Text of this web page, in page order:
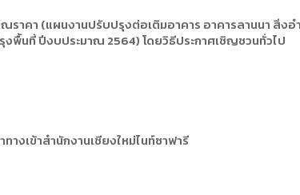
ราคา (แผนงานปรับปรุงต่อเติมอาคาร อาคารลานนา สิ่งอ
พื้นที่ ปีงบประมาณ 2564) โดยวิธีประกาศเชิญชวนทั่วไป
งเข้าสำนักงานเชียงใหม่ไนท์ซาฟารี